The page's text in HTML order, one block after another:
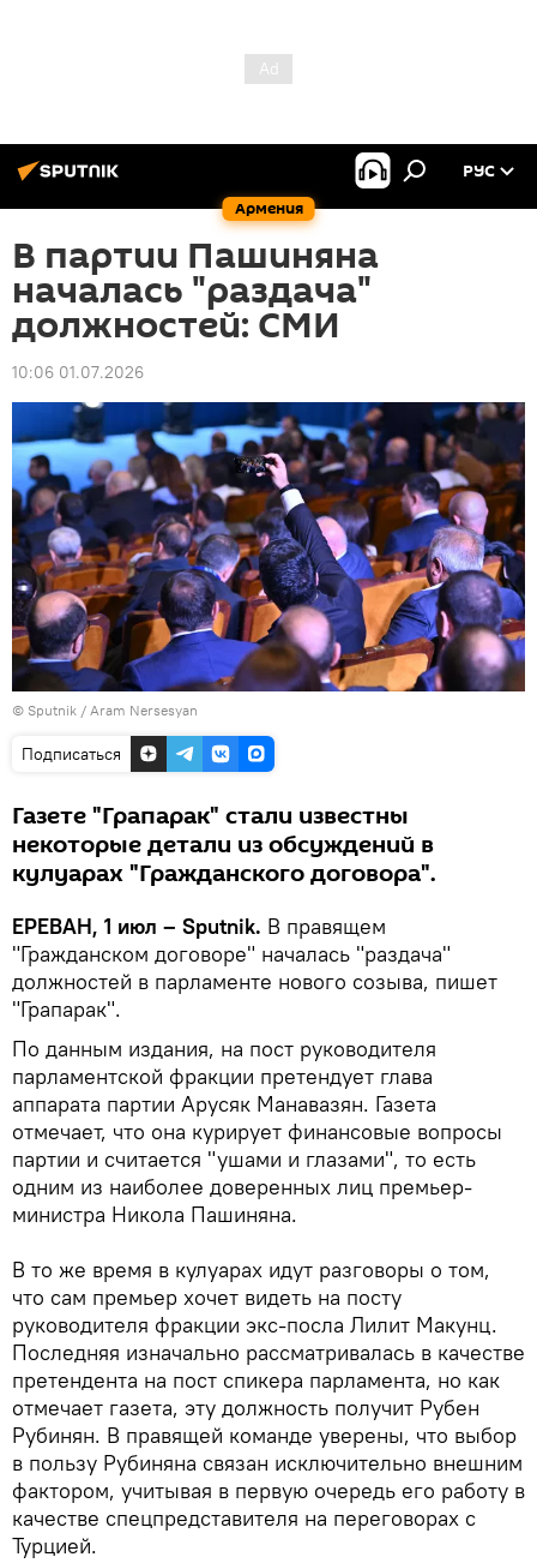
Армения
РУС
В партии Пашиняна
началась "раздача"
должностей: СМИ
10:06 01.07.2026
© Sputnik / Aram Nersesyan
Подписаться
Газете "Грапарак" стали известны
некоторые детали из обсуждений в
кулуарах "Гражданского договора".
ЕРЕВАН, 1 июл – Sputnik. В правящем
"Гражданском договоре" началась "раздача"
должностей в парламенте нового созыва, пишет
"Грапарак".
По данным издания, на пост руководителя
парламентской фракции претендует глава
аппарата партии Арусяк Манавазян. Газета
отмечает, что она курирует финансовые вопросы
партии и считается "ушами и глазами", то есть
одним из наиболее доверенных лиц премьер-
министра Никола Пашиняна.
В то же время в кулуарах идут разговоры о том,
что сам премьер хочет видеть на посту
руководителя фракции экс-посла Лилит Макунц.
Последняя изначально рассматривалась в качестве
претендента на пост спикера парламента, но как
отмечает газета, эту должность получит Рубен
Рубинян. В правящей команде уверены, что выбор
в пользу Рубиняна связан исключительно внешним
фактором, учитывая в первую очередь его работу в
качестве спецпредставителя на переговорах с
Турцией.